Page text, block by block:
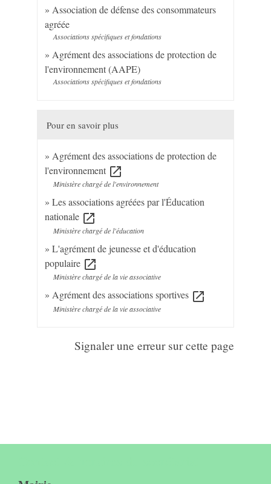
Association de défense des consommateurs
agréée
Associations spécifiques et fondations
Agrément des associations de protection de
l'environnement (AAPE)
Associations spécifiques et fondations
Pour en savoir plus
Agrément des associations de protection de
l'environnement open_in_new
Ministère chargé de l'environnement
Les associations agréées par l'Éducation
nationale open_in_new
Ministère chargé de l'éducation
L'agrément de jeunesse et d'éducation
populaire open_in_new
Ministère chargé de la vie associative
Agrément des associations sportives open_in_new
Ministère chargé de la vie associative
Signaler une erreur sur cette page